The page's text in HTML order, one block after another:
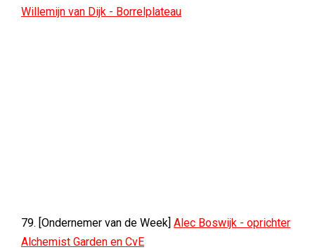
Willemijn van Dijk - Borrelplateau
79. [Ondernemer van de Week] Alec Boswijk - oprichter
Alchemist Garden en CvE